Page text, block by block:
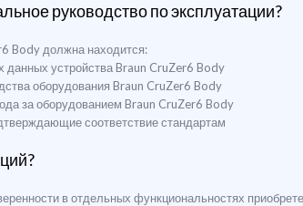
руководство по эксплуатации?
Body должна находится:
данных устройства Braun CruZer6 Body
оборудования Braun CruZer6 Body
за оборудованием Braun CruZer6 Body
соответствие стандартам
в отдельных функциональностях